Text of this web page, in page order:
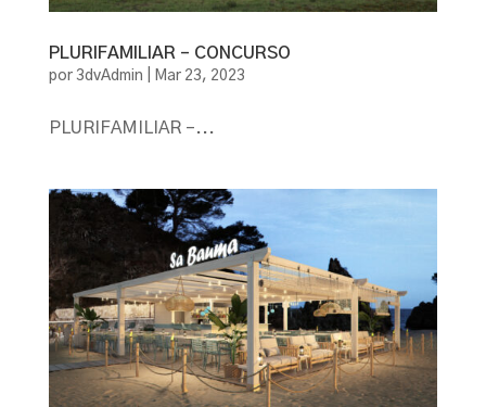
PLURIFAMILIAR – CONCURSO
por 3dvAdmin Mar 23, 2023
PLURIFAMILIAR –...